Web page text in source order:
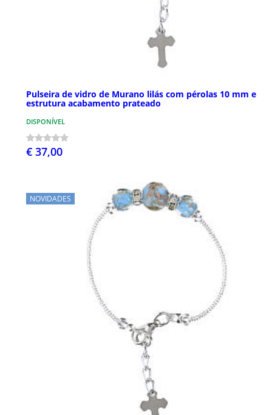
Pulseira de vidro de Murano lilás com pérolas 10 mm e
estrutura acabamento prateado
DISPONÍVEL
€ 37,00
NOVIDADES